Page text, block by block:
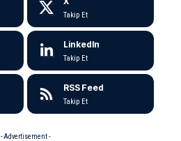
Takip Et
LinkedIn
Takip Et
RSS Feed
Takip Et
- Advertisement -